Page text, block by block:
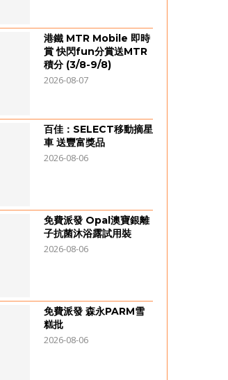
港鐵 MTR Mobile 即時
賞 快閃fun分賞送MTR
積分 (3/8-9/8)
2026-08-07
百佳：SELECT移動摘星
車 送豐富獎品
2026-08-06
免費派發 Opal澳寶銀離
子抗菌沐浴露試用裝
2026-08-06
免費派發 森永PARM雪
糕批
2026-08-06